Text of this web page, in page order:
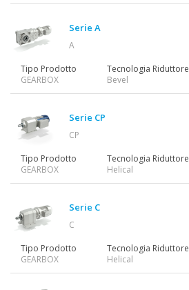
Altre Serie
Serie A
A
Tipo Prodotto
GEARBOX
Tecnologia Riduttore
Bevel
Serie CP
CP
Tipo Prodotto
GEARBOX
Tecnologia Riduttore
Helical
Serie C
C
Tipo Prodotto
GEARBOX
Tecnologia Riduttore
Helical